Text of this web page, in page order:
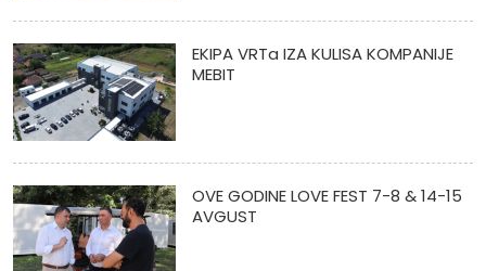
EKIPA VRTa IZA KULISA KOMPANIJE
MEBIT
OVE GODINE LOVE FEST 7-8 & 14-15
AVGUST